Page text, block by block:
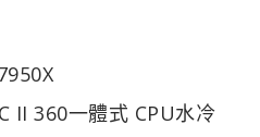
II 360一體式 CPU水冷